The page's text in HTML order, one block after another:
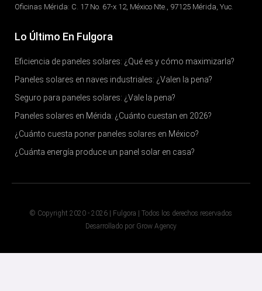
Oficinas Mérida: C. 17 No. 67-x 12, México Nte., 97125 Mérida, Yuc.
Lo Último En Fulgora
Eficiencia de paneles solares: ¿Qué es y cómo maximizarla?
Paneles solares en naves industriales: ¿Valen la pena?
Seguro para paneles solares: ¿Vale la pena?
Paneles solares en Mérida: ¿Cuánto cuestan en 2026?
¿Cuánto cuesta poner paneles solares en México?
¿Cuánta energía produce un panel solar en casa?
© Copyright 2020 - 2026 | Fulgora | Todos los derechos reservados
Desarrollado por Grow Agency